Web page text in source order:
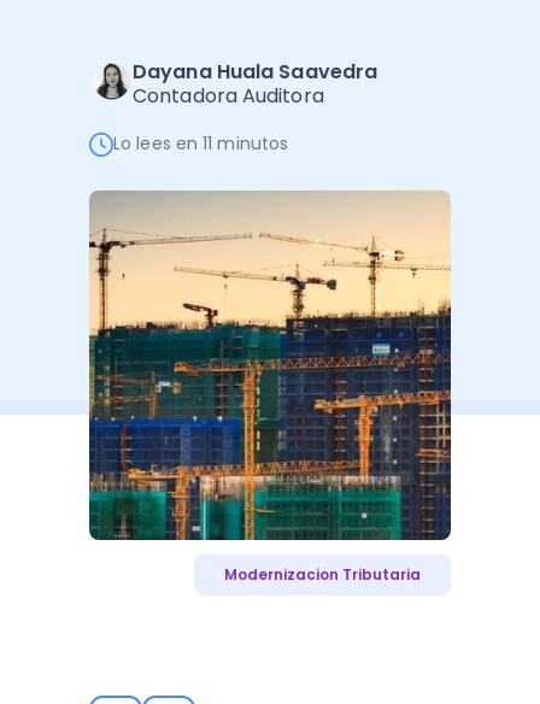
Software Factura y Administración
Autores
Dayana Huala Saavedra
Contadora Auditora
Lo lees en 11 minutos
Modernizacion Tributaria